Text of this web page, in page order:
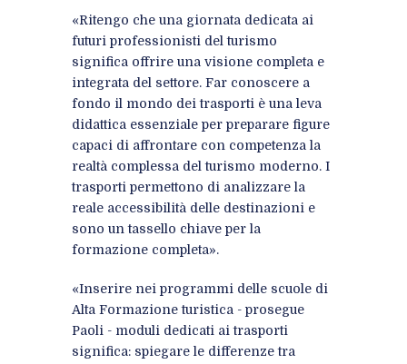
«Ritengo che una giornata dedicata ai
futuri professionisti del turismo
significa offrire una visione completa e
integrata del settore. Far conoscere a
fondo il mondo dei trasporti è una leva
didattica essenziale per preparare figure
capaci di affrontare con competenza la
realtà complessa del turismo moderno. I
trasporti permettono di analizzare la
reale accessibilità delle destinazioni e
sono un tassello chiave per la
formazione completa».
«Inserire nei programmi delle scuole di
Alta Formazione turistica - prosegue
Paoli - moduli dedicati ai trasporti
significa: spiegare le differenze tra